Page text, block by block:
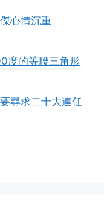
心情沉重
度的等腰三角形
尋求二十大連任